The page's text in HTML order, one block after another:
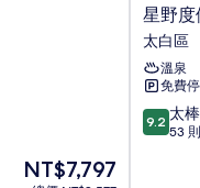
現
NT$7,797
星
野
度
假
村
界
秋
星野度
太白區
溫泉
免費
9.2
分，
9.2 太
53